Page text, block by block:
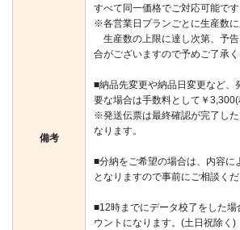
備考
すべて同一価格でご対応可能です
※各営業日プランごとに生産数に
生産数の上限に達し次第、予
合がございますので予めご了承く
■納品先変更や納品日変更など、
要な場合は手数料として￥3,300(
※発送伝票は最終確認が完了し
なります。
■分納をご希望の場合は、内容に
となりますので事前にご相談くだ
■12時までにデータ校了をした場
ウントになります。(土日祝除く)